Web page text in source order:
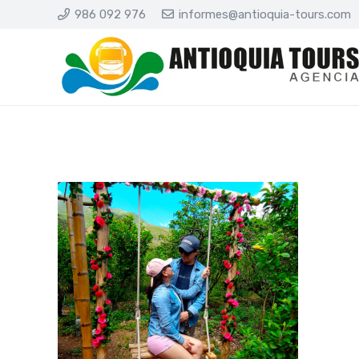
986 092 976 informes@antioquia-tours.com